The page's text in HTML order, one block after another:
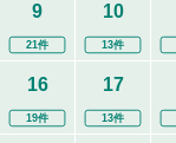
9
21件
10
13件
16
19件
17
13件